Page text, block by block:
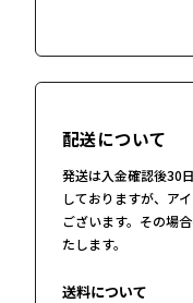
配送について
発送は入金確認後30
しておりますが、ア
ございます。その場
たします。
送料について